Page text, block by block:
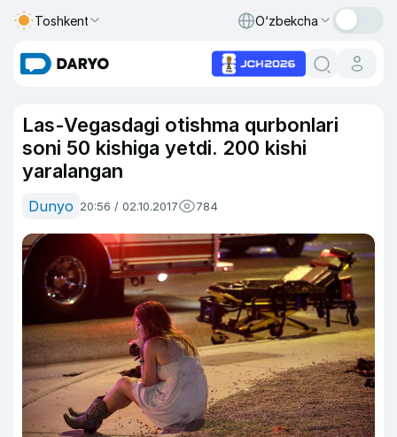
Toshkent O‘zbekcha
Las-Vegasdagi otishma qurbonlari
soni 50 kishiga yetdi. 200 kishi
yaralangan
Dunyo 20:56 / 02.10.2017 784